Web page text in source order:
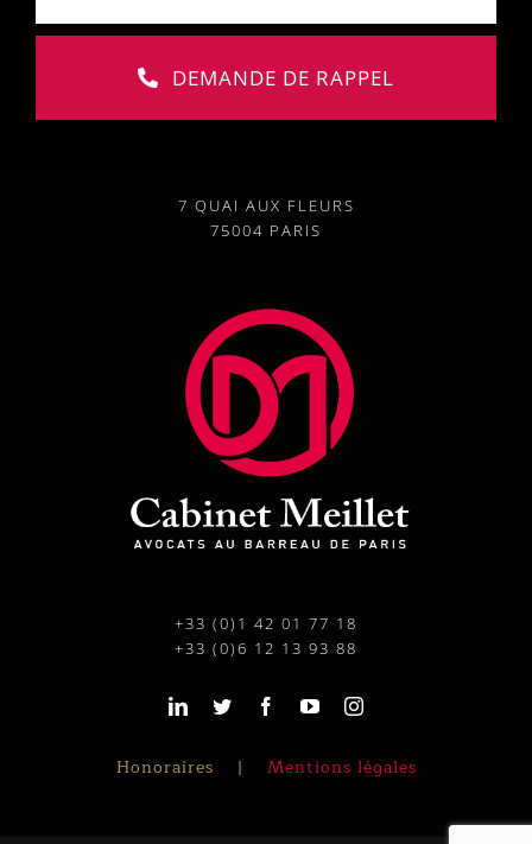
DEMANDE DE RAPPEL
7 QUAI AUX FLEURS
75004 PARIS
+33 (0)1 42 01 77 18
+33 (0)6 12 13 93 88
Honoraires Mentions légales